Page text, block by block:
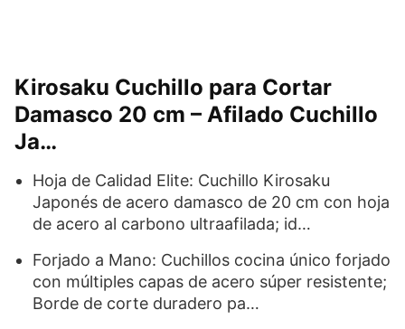
Kirosaku Cuchillo para Cortar
Damasco 20 cm – Afilado Cuchillo
Ja…
Hoja de Calidad Elite: Cuchillo Kirosaku
Japonés de acero damasco de 20 cm con hoja
de acero al carbono ultraafilada; id…
Forjado a Mano: Cuchillos cocina único forjado
con múltiples capas de acero súper resistente;
Borde de corte duradero pa…